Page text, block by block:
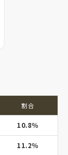
割合
10.8％
11.2％